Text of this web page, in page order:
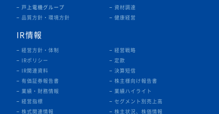
戸上電機グループ 資材調達
品質方針・環境方針 健康経営
IR情報
経営方針・体制 経営戦略
IRポリシー 定款
IR関連資料 決算短信
有価証券報告書 株主様向け報告書
業績・財務情報 業績ハイライト
経営指標 セグメント別売上高
株式関連情報 株主状況、株価情報